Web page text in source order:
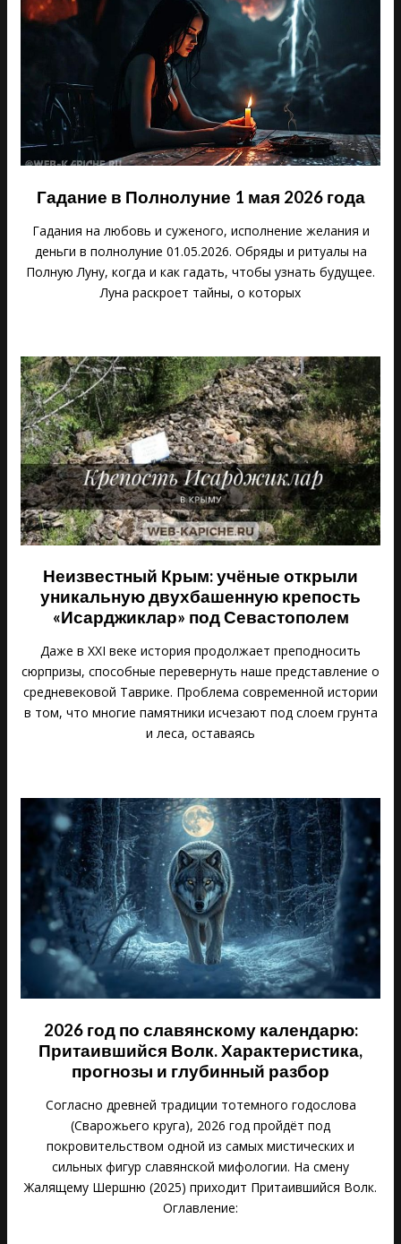
Гадание в Полнолуние 1 мая 2026 года
Гадания на любовь и суженого, исполнение желания и
деньги в полнолуние 01.05.2026. Обряды и ритуалы на
Полную Луну, когда и как гадать, чтобы узнать будущее.
Луна раскроет тайны, о которых
Неизвестный Крым: учёные открыли
уникальную двухбашенную крепость
«Исарджиклар» под Севастополем
Даже в XXI веке история продолжает преподносить
сюрпризы, способные перевернуть наше представление о
средневековой Таврике. Проблема современной истории
в том, что многие памятники исчезают под слоем грунта
и леса, оставаясь
2026 год по славянскому календарю:
Притаившийся Волк. Характеристика,
прогнозы и глубинный разбор
Согласно древней традиции тотемного годослова
(Сварожьего круга), 2026 год пройдёт под
покровительством одной из самых мистических и
сильных фигур славянской мифологии. На смену
Жалящему Шершню (2025) приходит Притаившийся Волк.
Оглавление: